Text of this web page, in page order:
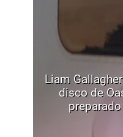
Liam
disco de